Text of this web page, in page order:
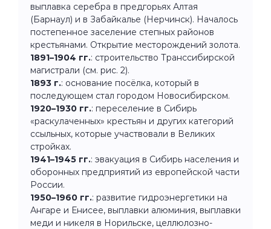
выплавка серебра в предгорьях Алтая
(Барнаул) и в Забайкалье (Нерчинск). Началось
постепенное заселение степных районов
крестьянами. Открытие месторождений золота.
1891–1904 гг.: строительство Транссибирской
магистрали (см. рис. 2).
1893 г.: основание посёлка, который в
последующем стал городом Новосибирском.
1920–1930 гг.: переселение в Сибирь
«раскулаченных» крестьян и других категорий
ссыльных, которые участвовали в Великих
стройках.
1941–1945 гг.: эвакуация в Сибирь населения и
оборонных предприятий из европейской части
России.
1950–1960 гг.: развитие гидроэнергетики на
Ангаре и Енисее, выплавки алюминия, выплавки
меди и никеля в Норильске, целлюлозно-